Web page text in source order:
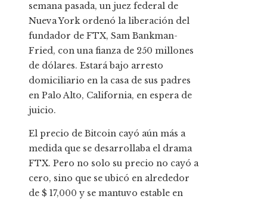
semana pasada, un juez federal de
Nueva York ordenó la liberación del
fundador de FTX, Sam Bankman-
Fried, con una fianza de 250 millones
de dólares. Estará bajo arresto
domiciliario en la casa de sus padres
en Palo Alto, California, en espera de
juicio.
El precio de Bitcoin cayó aún más a
medida que se desarrollaba el drama
FTX. Pero no solo su precio no cayó a
cero, sino que se ubicó en alrededor
de $ 17,000 y se mantuvo estable en